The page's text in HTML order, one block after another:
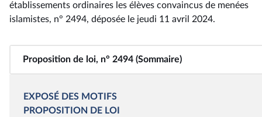
établissements ordinaires les élèves convaincus de menées
islamistes, n° 2494, déposée le jeudi 11 avril 2024.
Proposition de loi, n° 2494 (Sommaire)
EXPOSÉ DES MOTIFS
PROPOSITION DE LOI